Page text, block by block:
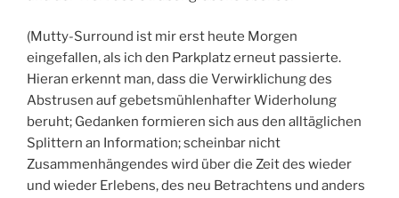
(Mutty-Surround ist mir erst heute Morgen
eingefallen, als ich den Parkplatz erneut passierte.
Hieran erkennt man, dass die Verwirklichung des
Abstrusen auf gebetsmühlenhafter Widerholung
beruht; Gedanken formieren sich aus den alltäglichen
Splittern an Information; scheinbar nicht
Zusammenhängendes wird über die Zeit des wieder
und wieder Erlebens, des neu Betrachtens und anders